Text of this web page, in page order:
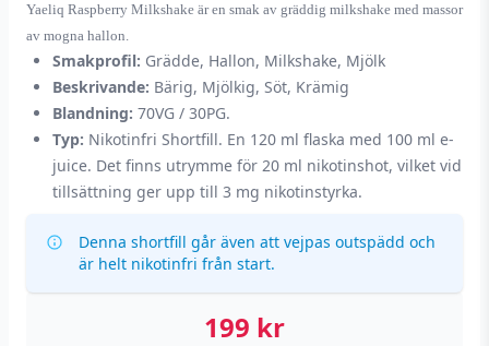
Yaeliq Raspberry Milkshake är en smak av gräddig milkshake med massor
av mogna hallon.
Smakprofil: Grädde, Hallon, Milkshake, Mjölk
Beskrivande: Bärig, Mjölkig, Söt, Krämig
Blandning: 70VG / 30PG.
Typ: Nikotinfri Shortfill. En 120 ml flaska med 100 ml e-
juice. Det finns utrymme för 20 ml nikotinshot, vilket vid
tillsättning ger upp till 3 mg nikotinstyrka.
Denna shortfill går även att vejpas outspädd och
är helt nikotinfri från start.
199 kr